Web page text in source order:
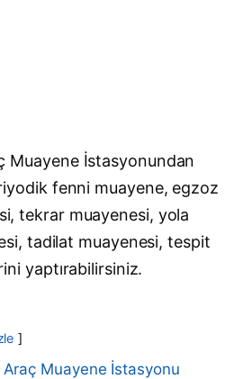
Muayene İstasyonundan
fenni muayene, egzoz
tekrar muayenesi, yola
tadilat muayenesi, tespit
yaptırabilirsiniz.
Muayene İstasyonu